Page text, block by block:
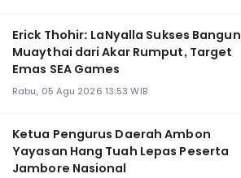
Erick Thohir: LaNyalla Sukses Bangun
Muaythai dari Akar Rumput, Target
Emas SEA Games
Rabu, 05 Agu 2026 13:53 WIB
Ketua Pengurus Daerah Ambon
Yayasan Hang Tuah Lepas Peserta
Jambore Nasional